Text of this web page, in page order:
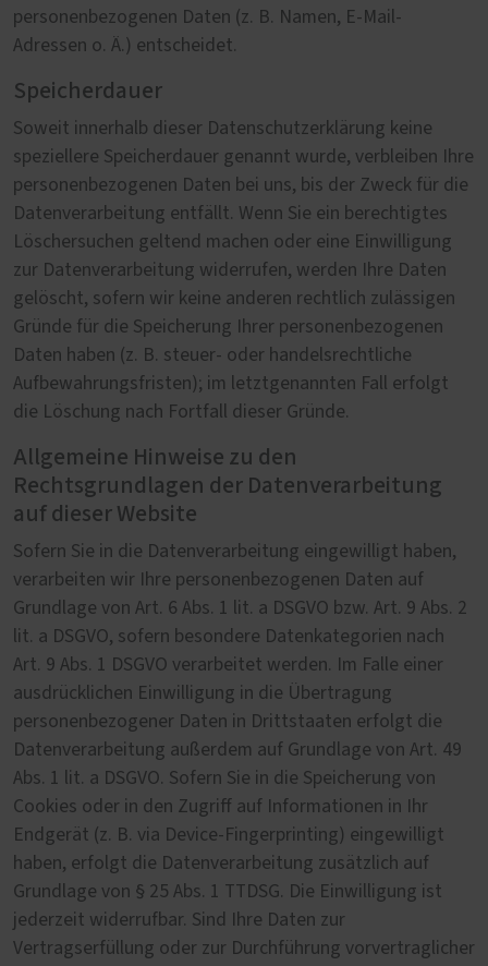
personenbezogenen Daten (z. B. Namen, E-Mail-
Adressen o. Ä.) entscheidet.
Speicherdauer
Soweit innerhalb dieser Datenschutzerklärung keine
speziellere Speicherdauer genannt wurde, verbleiben Ihre
personenbezogenen Daten bei uns, bis der Zweck für die
Datenverarbeitung entfällt. Wenn Sie ein berechtigtes
Löschersuchen geltend machen oder eine Einwilligung
zur Datenverarbeitung widerrufen, werden Ihre Daten
gelöscht, sofern wir keine anderen rechtlich zulässigen
Gründe für die Speicherung Ihrer personenbezogenen
Daten haben (z. B. steuer- oder handelsrechtliche
Aufbewahrungsfristen); im letztgenannten Fall erfolgt
die Löschung nach Fortfall dieser Gründe.
Allgemeine Hinweise zu den
Rechtsgrundlagen der Datenverarbeitung
auf dieser Website
Sofern Sie in die Datenverarbeitung eingewilligt haben,
verarbeiten wir Ihre personenbezogenen Daten auf
Grundlage von Art. 6 Abs. 1 lit. a DSGVO bzw. Art. 9 Abs. 2
lit. a DSGVO, sofern besondere Datenkategorien nach
Art. 9 Abs. 1 DSGVO verarbeitet werden. Im Falle einer
ausdrücklichen Einwilligung in die Übertragung
personenbezogener Daten in Drittstaaten erfolgt die
Datenverarbeitung außerdem auf Grundlage von Art. 49
Abs. 1 lit. a DSGVO. Sofern Sie in die Speicherung von
Cookies oder in den Zugriff auf Informationen in Ihr
Endgerät (z. B. via Device-Fingerprinting) eingewilligt
haben, erfolgt die Datenverarbeitung zusätzlich auf
Grundlage von § 25 Abs. 1 TTDSG. Die Einwilligung ist
jederzeit widerrufbar. Sind Ihre Daten zur
Vertragserfüllung oder zur Durchführung vorvertraglicher